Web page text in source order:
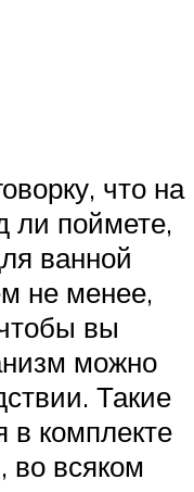
что на
ли поймете,
ванной
не менее,
вы
можно
Такие
в комплекте
всяком